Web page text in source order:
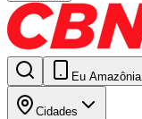
Eu Amazônia
Cidades